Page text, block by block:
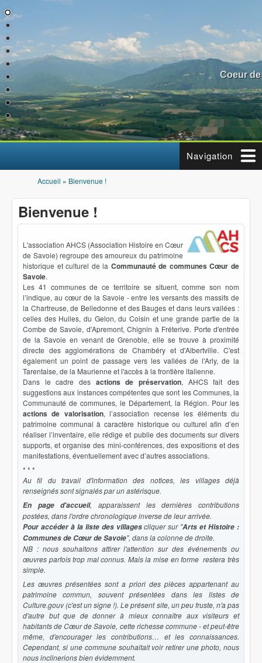
Coeur
Navigation
Vous êtes ici
Accueil » Bienvenue !
Bienvenue !
L'association AHCS (Association Histoire en Cœur
de Savoie) regroupe des amoureux du patrimoine
historique et culturel de la Communauté de communes Cœur de
Savoie.
Les 41 communes de ce territoire se situent, comme son nom
l’indique, au cœur de la Savoie - entre les versants des massifs de
la Chartreuse, de Belledonne et des Bauges et dans leurs vallées :
celles des Huiles, du Gelon, du Coisin et une grande partie de la
Combe de Savoie, d'Apremont, Chignin à Fréterive. Porte d'entrée
de la Savoie en venant de Grenoble, elle se trouve à proximité
directe des agglomérations de Chambéry et d'Albertville. C'est
également un point de passage vers les vallées de l'Arly, de la
Tarentaise, de la Maurienne et l'accès à la frontière italienne.
Dans le cadre des actions de préservation, AHCS fait des
suggestions aux instances compétentes que sont les Communes, la
Communauté de communes, le Département, la Région. Pour les
actions de valorisation, l’association recense les éléments du
patrimoine communal à caractère historique ou culturel afin d’en
réaliser l’inventaire, elle rédige et publie des documents sur divers
supports, et organise des mini-conférences, des expositions et des
manifestations, éventuellement avec d’autres associations.
* * *
Au fil du travail d'information des notices, les villages déjà
renseignés sont signalés par un astérisque.
En page d'accueil, apparaissent les dernières contributions
postées, dans l'ordre chronologique inverse de leur arrivée.
Pour accéder à la liste des villagescliquer sur "Arts et Histoire :
Communes de Cœur de Savoie", dans la colonne de droite.
NB : nous souhaitons attirer l'attention sur des événements ou
œuvres parfois trop mal connus. Mais la mise en forme restera très
simple.
Les œuvres présentées sont a priori des pièces appartenant au
patrimoine commun, souvent présentées dans les listes de
Culture.gouv (c'est un signe !). Le présent site, un peu fruste, n'a pas
d'autre but que de donner à mieux connaître aux visiteurs et
habitants de Cœur de Savoie, cette richesse commune - et peut-être
même, d'encourager les contributions… et les connaissances.
Cependant, si une commune souhaitait voir retirer une photo, nous
nous inclinerions bien évidemment.